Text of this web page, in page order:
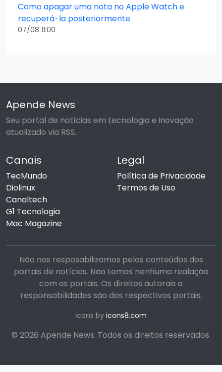
Como apagar uma nota no Apple Watch e
recuperá-la posteriormente
07/08 11:00
Apende News
Seu portal de notícias em tecnologia e inovação
atualizado via RSS.
Canais
TecMundo
Diolinux
Canaltech
G1 Tecnologia
Mac Magazine
Legal
Política de Privacidade
Termos de Uso
Não nos resposabilizamos pelos conteúdos dos
portais de notícias. Não temos nenhuma realação
com os portais. Os direitos autorais e
responsabilidades são dos respectivos portais.
Icons by icons8.com
© 2026 Apende News. Todos os direitos reservados.